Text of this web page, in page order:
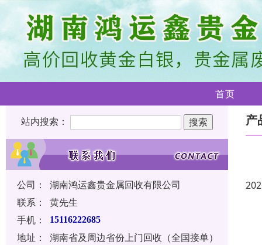
首页
站内搜索：
公司：
湖南鸿运鑫贵金属回收有限公司
联系：
黄先生
手机：
15116222685
地址：
湖南省及周边省份上门回收（全国接单）
产